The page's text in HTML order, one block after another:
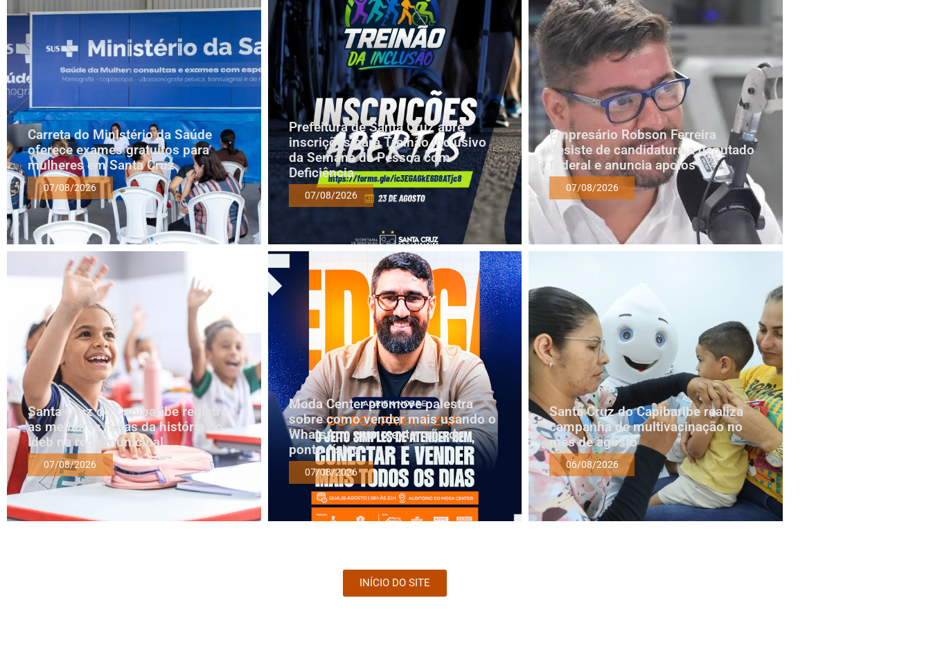
Carreta do Ministério da Saúde
oferece exames gratuitos para
mulheres em Santa Cruz
07/08/2026
Prefeitura de Santa Cruz abre
inscrições para Treinão Inclusivo
da Semana da Pessoa com
Deficiência
07/08/2026
Empresário Robson Ferreira
desiste de candidatura a deputado
federal e anuncia apoios
07/08/2026
Santa Cruz do Capibaribe registra
as melhores notas da história do
Ideb na rede municipal
07/08/2026
Moda Center promove palestra
sobre como vender mais usando o
WhatsApp como extensão do
ponto físico
07/08/2026
Santa Cruz do Capibaribe realiza
campanha de multivacinação no
mês de agosto
06/08/2026
INÍCIO DO SITE